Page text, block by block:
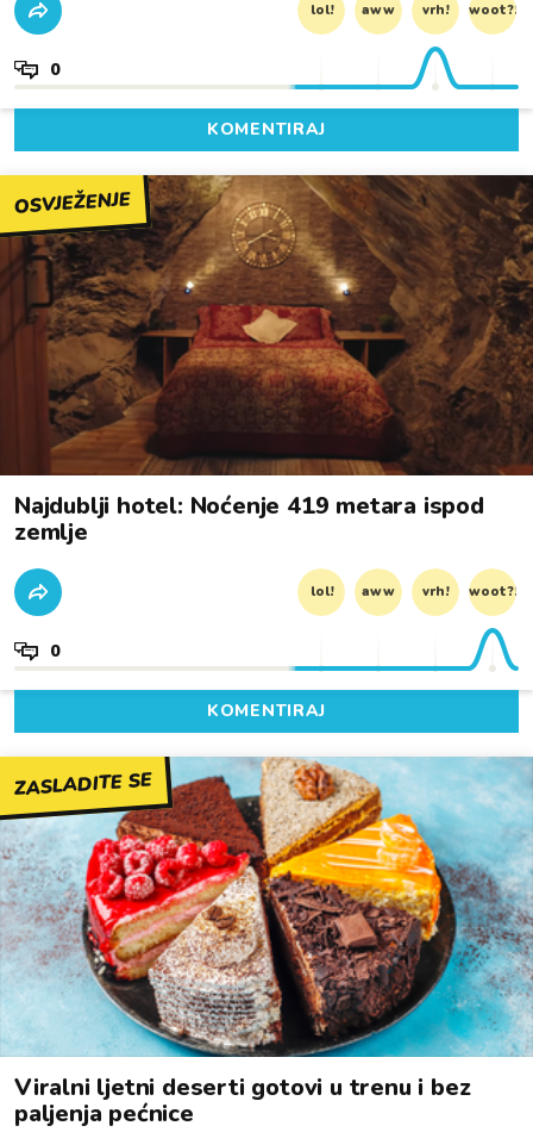
lol! aww vrh! woot?!
0
KOMENTIRAJ
OSVJEŽENJE
Najdublji hotel: Noćenje 419 metara ispod
zemlje
lol! aww vrh! woot?!
0
KOMENTIRAJ
ZASLADITE SE
Viralni ljetni deserti gotovi u trenu i bez
paljenja pećnice